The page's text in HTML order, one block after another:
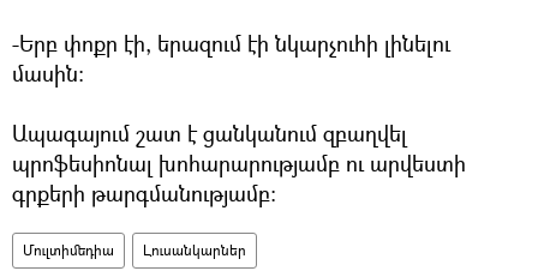
-Երբ փոքր էի, երազում էի նկարչուհի լինելու
մասին:
Ապագայում շատ է ցանկանում զբաղվել
պրոֆեսիոնալ խոհարարությամբ ու արվեստի
գրքերի թարգմանությամբ:
Մուլտիմեդիա Լուսանկարներ